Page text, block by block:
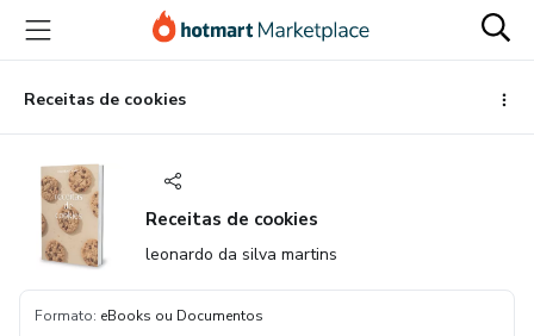
para
conteúdo
principal
para
pagamento
para
rodapé
Receitas de cookies
Receitas de cookies
leonardo da silva martins
Formato: eBooks ou Documentos